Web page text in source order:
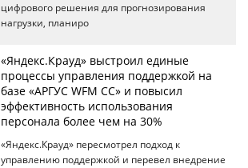
цифрового решения для прогнозирования
нагрузки, планиро
«Яндекс.Крауд» выстроил единые
процессы управления поддержкой на
базе «АРГУС WFM CC» и повысил
эффективность использования
персонала более чем на 30%
«Яндекс.Крауд» пересмотрел подход к
управлению поддержкой и перевел внедрение